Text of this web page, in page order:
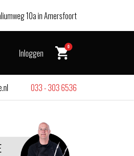
10a in Amersfoort
Inloggen
0
033 - 303 6536